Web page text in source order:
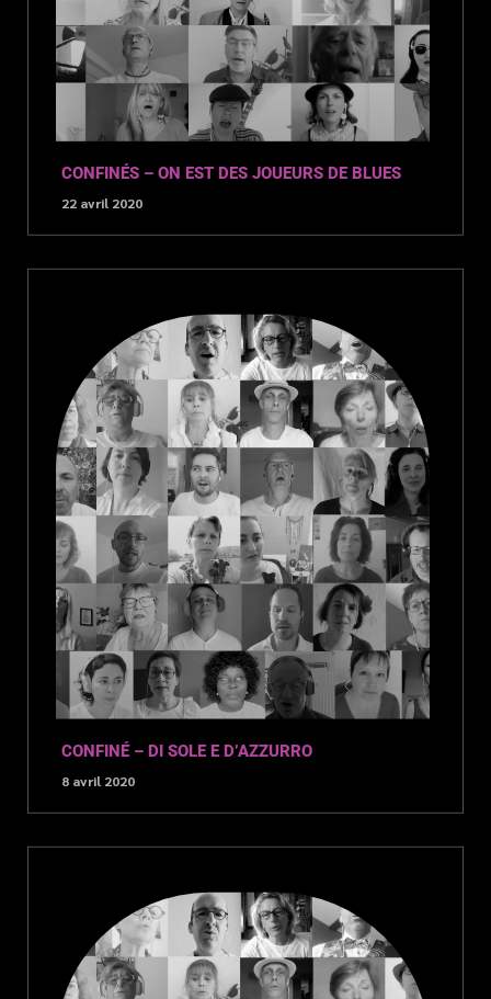
CONFINÉS – ON EST DES JOUEURS DE BLUES
22 avril 2020
CONFINÉ – DI SOLE E D’AZZURRO
8 avril 2020